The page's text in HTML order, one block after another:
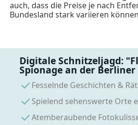
auch, dass die Preise je nach
Bundesland stark variieren
Digitale Schnitzeljagd:
Spionage an der
Fesselnde Geschichten &
Spielend sehenswerte Orte
Atemberaubende